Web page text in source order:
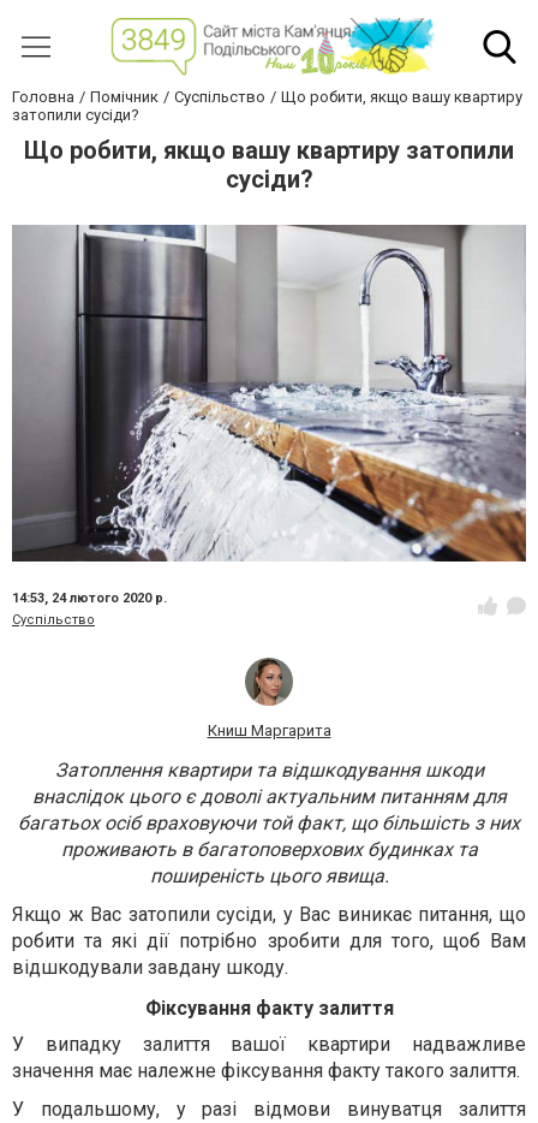
Головна Помічник Суспільство
Що робити, якщо вашу квартиру
затопили сусіди?
Що робити, якщо вашу квартиру затопили
сусіди?
14:53, 24 лютого 2020 р.
Суспільство
Книш Маргарита
Затоплення квартири та відшкодування шкоди
внаслідок цього є доволі актуальним питанням для
багатьох осіб враховуючи той факт, що більшість з них
проживають в багатоповерхових будинках та
поширеність цього явища.
Якщо ж Вас затопили сусіди, у Вас виникає питання, що
робити та які дії потрібно зробити для того, щоб Вам
відшкодували завдану шкоду.
Фіксування факту залиття
У випадку залиття вашої квартири надважливе
значення має належне фіксування факту такого залиття.
У подальшому, у разі відмови винуватця залиття